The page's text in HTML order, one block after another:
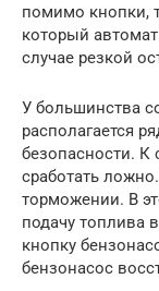
помимо кнопки,
который
случае резкой
У большинства
располагается
безопасности. К
сработать
торможении. В
подачу топлива
кнопку
бензонасос